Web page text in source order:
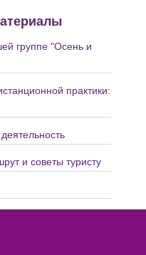
группе "Осень и
практики:
и советы туристу